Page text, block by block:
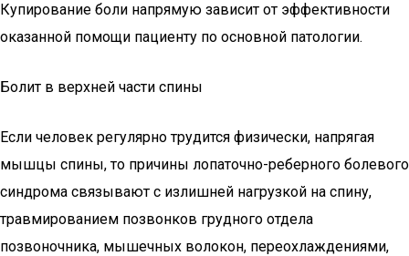
Купирование боли напрямую зависит от эффективности
оказанной помощи пациенту по основной патологии.
Болит в верхней части спины
Если человек регулярно трудится физически, напрягая
мышцы спины, то причины лопаточно-реберного болевого
синдрома связывают с излишней нагрузкой на спину,
травмированием позвонков грудного отдела
позвоночника, мышечных волокон, переохлаждениями,